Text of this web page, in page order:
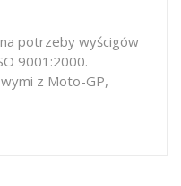
potrzeby wyścigów
9001:2000.
z Moto-GP,